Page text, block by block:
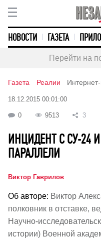
НОВОСТИ ГАЗЕТА
Перейти на
Газета Реалии
18.12.2015 00:01:00
0 9513 3
ИНЦИДЕНТ С СУ-24
ПАРАЛЛЕЛИ
Виктор Гаврилов
Об авторе: Виктор
полковник в отставке,
Научно-
истории) Военной